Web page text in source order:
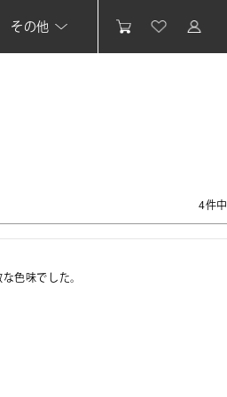
その他
4件中
色味でした。